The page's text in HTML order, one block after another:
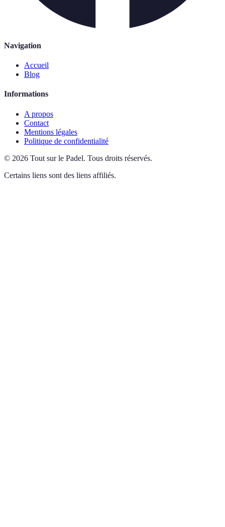
Navigation
Accueil
Blog
Informations
A propos
Contact
Mentions légales
Politique de confidentialité
© 2026 Tout sur le Padel. Tous droits réservés.
Certains liens sont des liens affiliés.